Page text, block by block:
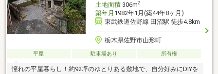
土地面積306m2
築年月 1982年1月(築44年8ヶ月)
東武鉄道佐野線 田沼駅 徒歩4.8km
栃木県佐野市山形町
平屋 駐車場あり 所有権
憧れの平屋暮らし！約92坪のゆとりある敷地で、自分好みにDIYを